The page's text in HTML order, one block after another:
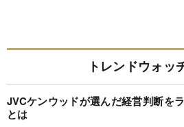
トレンドウォッ
JVCケンウッドが選んだ経営判断を
とは